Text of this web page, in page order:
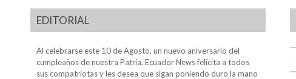
EDITORIAL
Al celebrarse este 10 de Agosto, un nuevo aniversario del
cumpleaños de nuestra Patria, Ecuador News felicita a todos
sus compatriotas y les desea que sigan poniendo duro la mano